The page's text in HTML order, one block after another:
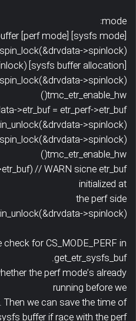
mode:
[sysfs mode] [perf mode] tmc_etr_get_sysfs_buffer()
spin_lock(&drvdata->spinlock)
[sysfs buffer allocation] spin_unlock(&drvdata->spinlock)
spin_lock(&drvdata->spinlock)
tmc_etr_enable_hw()
>etr_buf = etr_perf->etr_buf
>spinlock)
spin_lock(&drvdata->spinlock)
tmc_etr_enable_hw()
// WARN sicne etr_buf
initialized at
the perf side
>spinlock)
for CS_MODE_PERF in
get_etr_sysfs_buf.
the perf mode’s already
running before we
we can save the time of
buffer if race with the perf